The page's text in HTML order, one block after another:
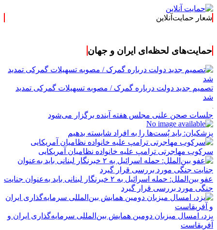
شعار حمایت‌آنلاین
حمایت‌های لحظه‌ای ایران و جهان
تصمیم جدید دولت درباره گمرک / مصوبه تسهیلات گمرکی تمدید
شد
جلسات صحن علنی مجلس هفته آینده برگزار می‌شود
پزشکیان: باید پُست‌ها را به افراد شایسته بدهیم
سرکوب مهاجرتی ترامپ علیه خانواده نظامیان آمریکایی
عفو بین‌الملل: حمله اسرائیل به ۲ خبرنگار لبنانی باید به‌عنوان جنایت
جنگی مورد بررسی قرار گیرد
یزد، امسال میزبان دومین همایش بین‌المللی سرمایه‌گذاری ایران و
آفریقاست